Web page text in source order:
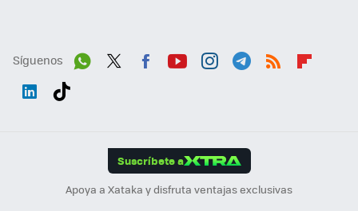
Síguenos
Suscríbete a
Apoya a Xataka y disfruta ventajas exclusivas